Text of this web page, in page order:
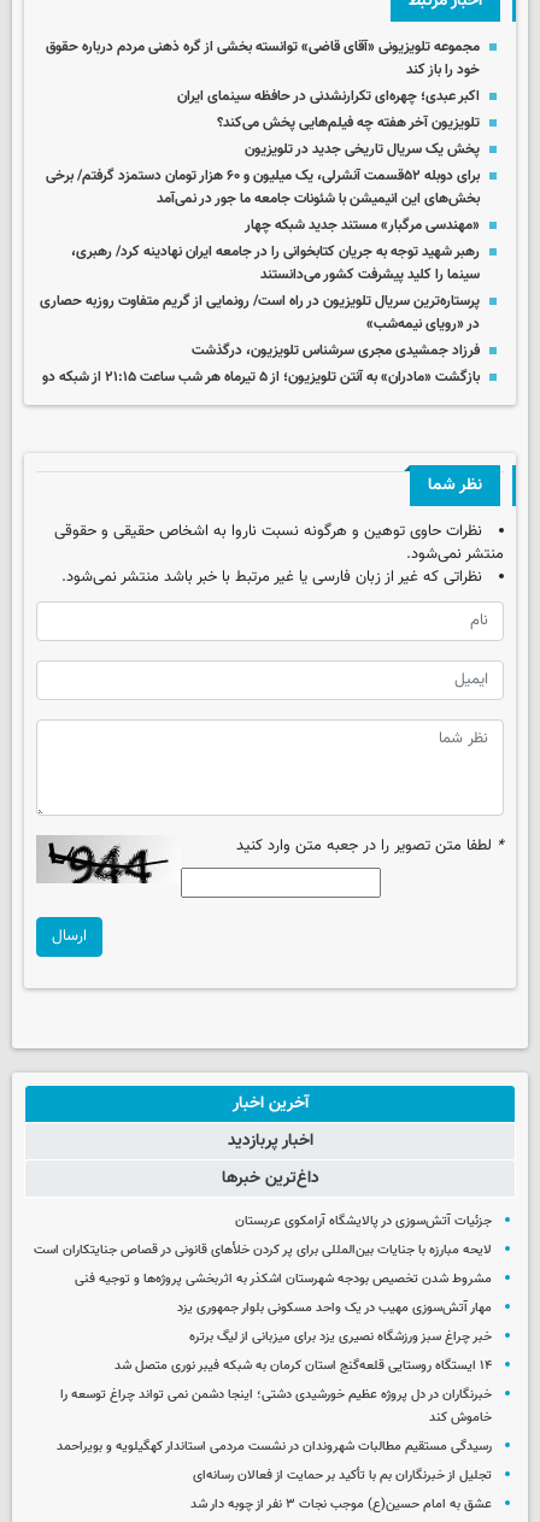
مجموعه تلویزیونی «آقای قاضی» توانسته بخشی از گره ذهنی مردم درباره حقوق
خود را باز کند
اکبر عبدی؛ چهره‌ای تکرارنشدنی در حافظه سینمای ایران
تلویزیون آخر هفته چه فیلم‌هایی پخش می‌کند؟
پخش یک سریال تاریخی جدید در تلویزیون
برای دوبله ۵۲قسمت آنشرلی، یک میلیون و ۶۰ هزار تومان دستمزد گرفتم/ برخی
بخش‌های این انیمیشن با شئونات جامعه ما جور در نمی‌آمد
«مهندسی مرگبار» مستند جدید شبکه چهار
رهبر شهید توجه به جریان کتابخوانی را در جامعه ایران نهادینه کرد/ رهبری،
سینما را کلید پیشرفت کشور می‌دانستند
پرستاره‌ترین سریال تلویزیون در راه است/ رونمایی از گریم متفاوت روزبه حصاری
در «رویای نیمه‌شب»
فرزاد جمشیدی مجری سرشناس تلویزیون، درگذشت
بازگشت «مادران» به آنتن تلویزیون؛ از ۵ تیرماه هر شب ساعت ۲۱:۱۵ از شبکه دو
نظر شما
نظرات حاوی توهین و هرگونه نسبت ناروا به اشخاص حقیقی و حقوقی
منتشر نمی‌شود.
نظراتی که غیر از زبان فارسی یا غیر مرتبط با خبر باشد منتشر نمی‌شود.
* لطفا متن تصویر را در جعبه متن وارد کنید
ارسال
آخرین اخبار
اخبار پربازدید
داغ‌ترین خبرها
جزئیات آتش‌سوزی در پالایشگاه آرامکوی عربستان
لایحه مبارزه با جنایات بین‌المللی برای پر کردن خلأهای قانونی در قصاص جنایتکاران است
مشروط شدن تخصیص بودجه شهرستان اشکذر به اثربخشی پروژه‌ها و توجیه فنی
مهار آتش‌سوزی مهیب در یک واحد مسکونی بلوار جمهوری یزد
خبر چراغ سبز ورزشگاه نصیری یزد برای میزبانی از لیگ برتره
۱۴ ایستگاه روستایی قلعه‌گنج استان کرمان به شبکه فیبر نوری متصل شد
خبرنگاران در دل پروژه عظیم خورشیدی دشتی؛ اینجا دشمن نمی‌ تواند چراغ توسعه را
خاموش کند
رسیدگی مستقیم مطالبات شهروندان در نشست مردمی استاندار کهگیلویه و بویراحمد
تجلیل از خبرنگاران بم با تأکید بر حمایت از فعالان رسانه‌ای
عشق به امام حسین(ع) موجب نجات ۳ نفر از چوبه دار شد